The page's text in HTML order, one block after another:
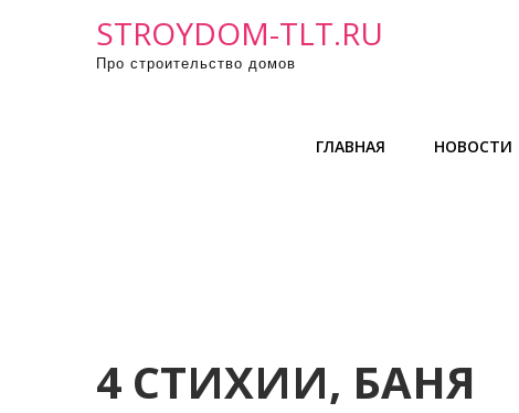
STROYDOM-TLT.RU
Про строительство домов
ГЛАВНАЯ НОВОСТИ
4 СТИХИИ, БАНЯ